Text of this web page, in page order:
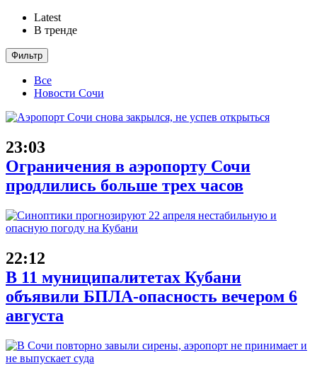
Latest
В тренде
Фильтр
Все
Новости Сочи
23:03
Ограничения в аэропорту Сочи
продлились больше трех часов
22:12
В 11 муниципалитетах Кубани
объявили БПЛА-опасность вечером 6
августа